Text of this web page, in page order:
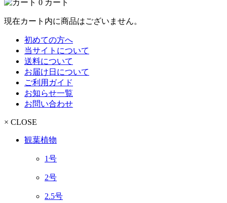
0 カート
現在カート内に商品はございません。
初めての方へ
当サイトについて
送料について
お届け日について
ご利用ガイド
お知らせ一覧
お問い合わせ
× CLOSE
観葉植物
1号
2号
2.5号